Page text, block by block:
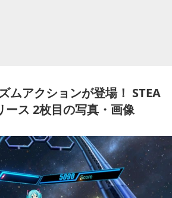
ムアクションが登場！ STEA
ース 2枚目の写真・画像